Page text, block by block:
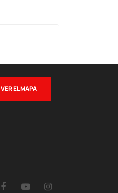
VER EL MAPA
FacebookYouTube